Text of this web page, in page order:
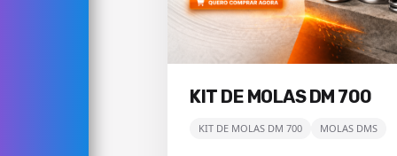
KIT DE MOLAS DM 700
KIT DE MOLAS DM 700 MOLAS DMS